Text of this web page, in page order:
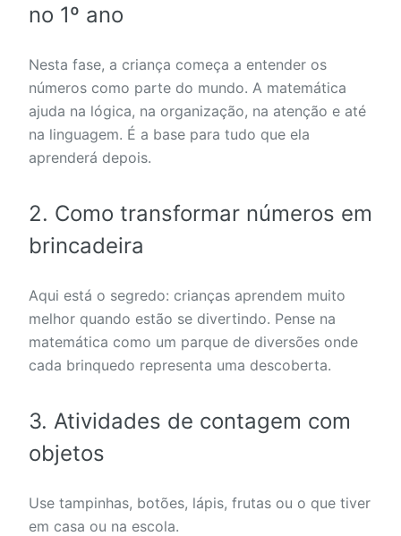
no 1º ano
Nesta fase, a criança começa a entender os
números como parte do mundo. A matemática
ajuda na lógica, na organização, na atenção e até
na linguagem. É a base para tudo que ela
aprenderá depois.
2. Como transformar números em
brincadeira
Aqui está o segredo: crianças aprendem muito
melhor quando estão se divertindo. Pense na
matemática como um parque de diversões onde
cada brinquedo representa uma descoberta.
3. Atividades de contagem com
objetos
Use tampinhas, botões, lápis, frutas ou o que tiver
em casa ou na escola.